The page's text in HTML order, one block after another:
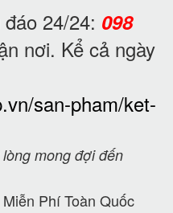
24/24: 098
nơi. Kể cả ngày
san-pham/ket-
mong đợi đến
Phí Toàn Quốc